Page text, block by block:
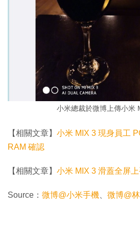
小米總裁於微博上傳小米
【相關文章】 小米 MIX 3 現身員工
RAM 確認
【相關文章】 小米 MIX 3 滑蓋全屏上
Source： 微博@小米手機 微博@